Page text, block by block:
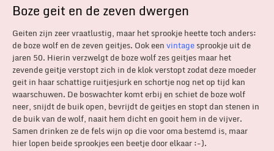
Boze geit en de zeven dwergen
Geiten zijn zeer vraatlustig, maar het sprookje heette toch anders:
de boze wolf en de zeven geitjes. Ook eenvintagesprookje uit de
jaren 50. Hierin verzwelgt de boze wolf zes geitjes maar het
zevende geitje verstopt zich in de klok verstopt zodat deze moeder
geit in haar schattige ruitjesjurk en schortje nog net op tijd kan
waarschuwen. De boswachter komt erbij en schiet de boze wolf
neer, snijdt de buik open, bevrijdt de geitjes en stopt dan stenen in
de buik van de wolf, naait hem dicht en gooit hem in de vijver.
Samen drinken ze de fels wijn op die voor oma bestemd is, maar
hier lopen beide sprookjes een beetje door elkaar :-).